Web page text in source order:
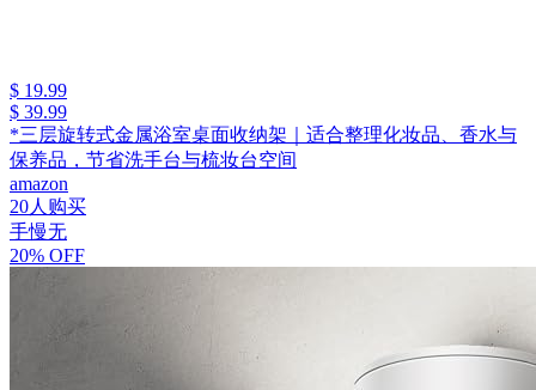
$ 19.99
$ 39.99
*三层旋转式金属浴室桌面收纳架｜适合整理化妆品、香水与
保养品，节省洗手台与梳妆台空间
amazon
20人购买
手慢无
20% OFF